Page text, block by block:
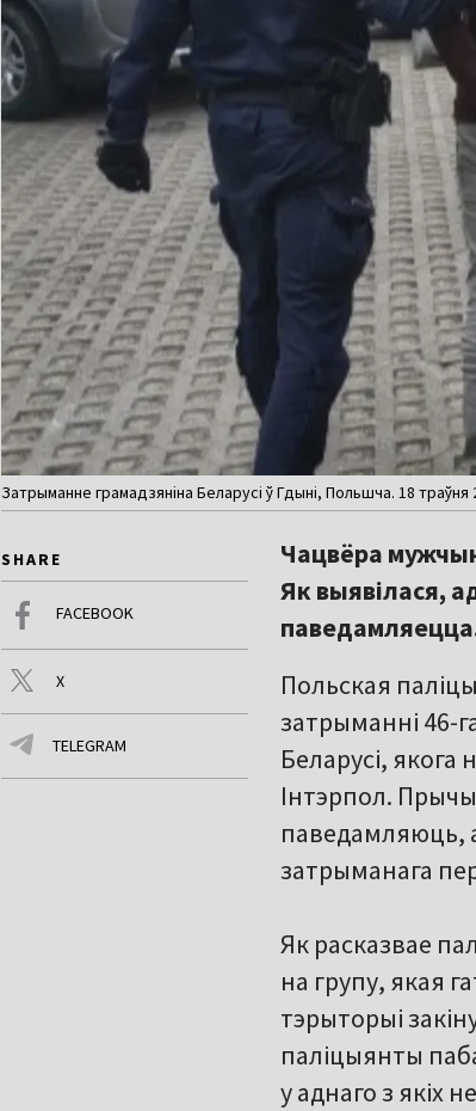
Затрыманне грамадзяніна Беларусі ў Гдыні, Польшча. 18
SHARE
FACEBOOK
X
TELEGRAM
Чацвёра
Як выявілася,
Польская
затрыманні 46-
Беларусі, якога
Інтэрпол.
паведамляюць,
затрыманага
Як расказвае
на групу, якая
тэрыторыі
паліцыянты
у аднаго з якіх